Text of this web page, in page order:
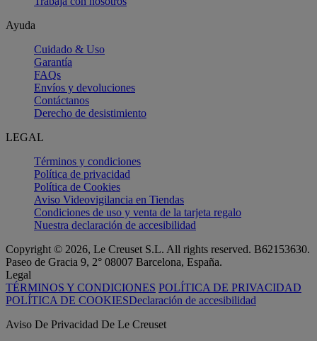
Ayuda
Cuidado & Uso
Garantía
FAQs
Envíos y devoluciones
Contáctanos
Derecho de desistimiento
LEGAL
Términos y condiciones
Política de privacidad
Política de Cookies
Aviso Videovigilancia en Tiendas
Condiciones de uso y venta de la tarjeta regalo
Nuestra declaración de accesibilidad
Copyright © 2026, Le Creuset S.L. All rights reserved. B62153630.
Paseo de Gracia 9, 2° 08007 Barcelona, España.
Legal
TÉRMINOS Y CONDICIONES POLÍTICA DE PRIVACIDAD
POLÍTICA DE COOKIESDeclaración de accesibilidad
Aviso De Privacidad De Le Creuset